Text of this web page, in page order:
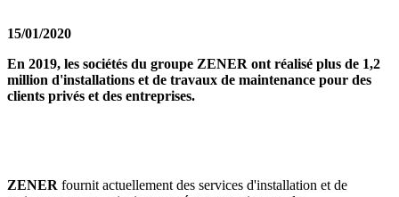
15/01/2020
En 2019, les sociétés du groupe ZENER ont réalisé plus de 1,2
million d'installations et de travaux de maintenance pour des
clients privés et des entreprises.
ZENER fournit actuellement des services d'installation et de